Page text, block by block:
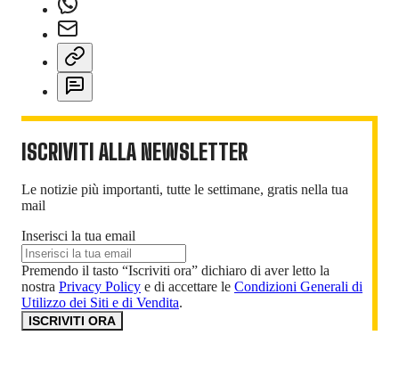
ISCRIVITI ALLA NEWSLETTER
Le notizie più importanti, tutte le settimane, gratis nella tua
mail
Inserisci la tua email
Premendo il tasto “Iscriviti ora” dichiaro di aver letto la
nostra Privacy Policy e di accettare le Condizioni Generali di
Utilizzo dei Siti e di Vendita.
ISCRIVITI ORA